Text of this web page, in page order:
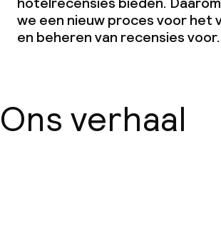
we een nieuw proces voor het
en beheren van recensies voor.
Ons verhaal